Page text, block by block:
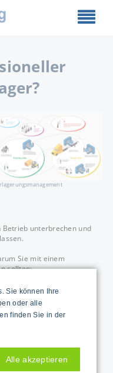
unterbrechen und
Sie mit einem
sollten:
alle gemacht.
um Ihre
Arbeit konzentrieren,
Stunden Personalzeit
Sie können Ihre
oder alle
finden Sie in der
Alle akzeptieren